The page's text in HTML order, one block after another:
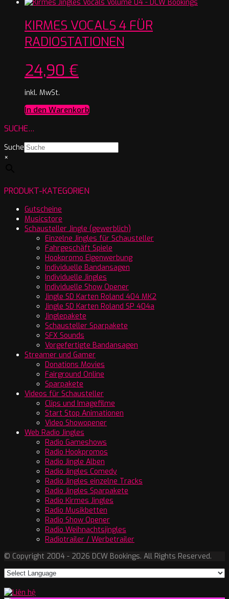
KIRMES VOCALS 4 FÜR
RADIOSTATIONEN
24,90 €
inkl. MwSt.
In den Warenkorb
SUCHE…
Suche
×
PRODUKT-KATEGORIEN
Gutscheine
Musicstore
Schausteller Jingle (gewerblich)
Einzelne Jingles für Schausteller
Fahrgeschäft Spiele
Hookpromo Eigenwerbung
Individuelle Bandansagen
Individuelle Jingles
Individuelle Show Opener
Jingle SD Karten Roland 404 MK2
Jingle SD Karten Roland SP 404a
Jinglepakete
Schausteller Sparpakete
SFX Sounds
Vorgefertigte Bandansagen
Streamer und Gamer
Donations Movies
Fairground Online
Sparpakete
Videos für Schausteller
Clips und Imagefilme
Start Stop Animationen
Video Showopener
Web Radio Jingles
Radio Gameshows
Radio Hookpromos
Radio Jingle Alben
Radio Jingles Comedy
Radio Jingles einzelne Tracks
Radio Jingles Sparpakete
Radio Kirmes Jingles
Radio Musikbetten
Radio Show Opener
Radio Weihnachtsjingles
Radiotrailer / Werbetrailer
© Copyright 2004 - 2026 DCW Bookings. All Rights Reserved.